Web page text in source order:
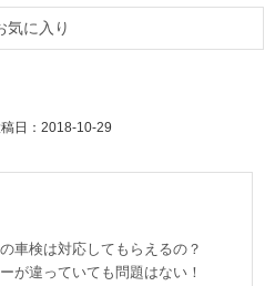
気に入り
日： 2018-10-29
車検は対応してもらえるの？
が違っていても問題はない！